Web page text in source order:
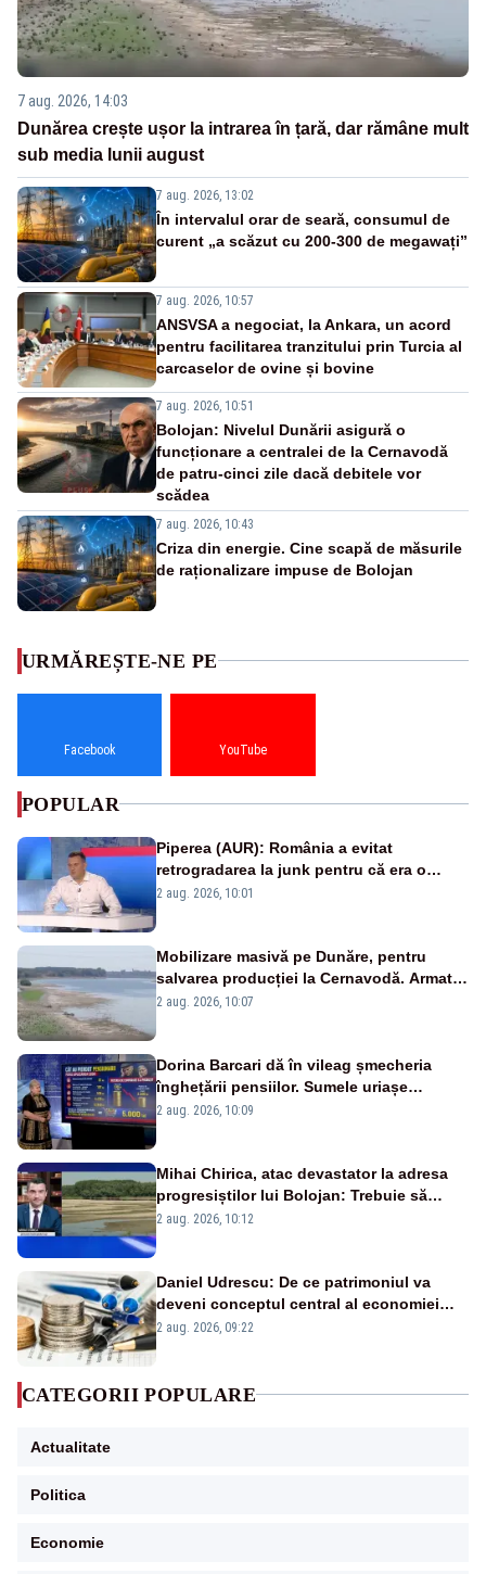
7 aug. 2026, 14:03
Dunărea crește ușor la intrarea în țară, dar rămâne mult
sub media lunii august
7 aug. 2026, 13:02
În intervalul orar de seară, consumul de
curent „a scăzut cu 200-300 de megawați”
7 aug. 2026, 10:57
ANSVSA a negociat, la Ankara, un acord
pentru facilitarea tranzitului prin Turcia al
carcaselor de ovine și bovine
7 aug. 2026, 10:51
Bolojan: Nivelul Dunării asigură o
funcționare a centralei de la Cernavodă
de patru-cinci zile dacă debitele vor
scădea
7 aug. 2026, 10:43
Criza din energie. Cine scapă de măsurile
de raționalizare impuse de Bolojan
URMĂREȘTE-NE PE
Facebook YouTube
POPULAR
Piperea (AUR): România a evitat
retrogradarea la junk pentru că era o
catastrofă pentru bănci și fondurile de
2 aug. 2026, 10:01
Mobilizare masivă pe Dunăre, pentru
salvarea producției la Cernavodă. Armata
va detona o stâncă și va devia apa
2 aug. 2026, 10:07
Dorina Barcari dă în vileag șmecheria
înghețării pensiilor. Sumele uriașe
pierdute de fiecare român
2 aug. 2026, 10:09
Mihai Chirica, atac devastator la adresa
progresiștilor lui Bolojan: Trebuie să
protejăm și natura, dar nu șținem omaneii
2 aug. 2026, 10:12
Daniel Udrescu: De ce patrimoniul va
deveni conceptul central al economiei
viitoare?
2 aug. 2026, 09:22
CATEGORII POPULARE
Actualitate
Politica
Economie